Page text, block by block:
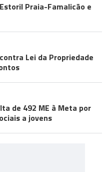
Praia-Famalicão e
Lei da Propriedade
de 492 ME à Meta por
a jovens